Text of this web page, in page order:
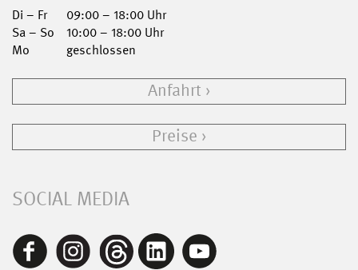
Di – Fr
09:00 – 18:00 Uhr
Sa – So
10:00 – 18:00 Uhr
Mo
geschlossen
Anfahrt
Preise
SOCIAL MEDIA